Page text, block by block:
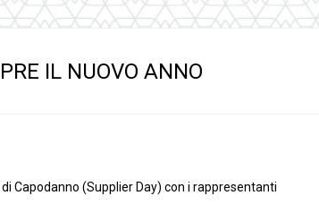
Servocomandi idraulici ed
Servocomandi pneumatici
Cablaggi
IL NUOVO ANNO
Capodanno (Supplier Day) con i rappresentanti